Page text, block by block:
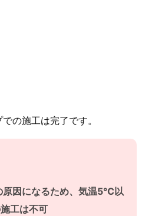
の施工は完了です。
原因になるため、気温5℃以
工は不可